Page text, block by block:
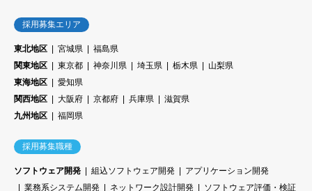
採用募集エリア
東北地区 宮城県
福島県
関東地区
東京都 神奈川県 埼玉県 栃木県
山梨県
東海地区
愛知県
関西地区
大阪府 京都府 兵庫県
滋賀県
九州地区
福岡県
採用募集職種
ソフトウェア開発 組込ソフトウェア開発
アプリケーション開発
業務系システム開発
ネットワーク設計開発 ソフトウェア評価・検証